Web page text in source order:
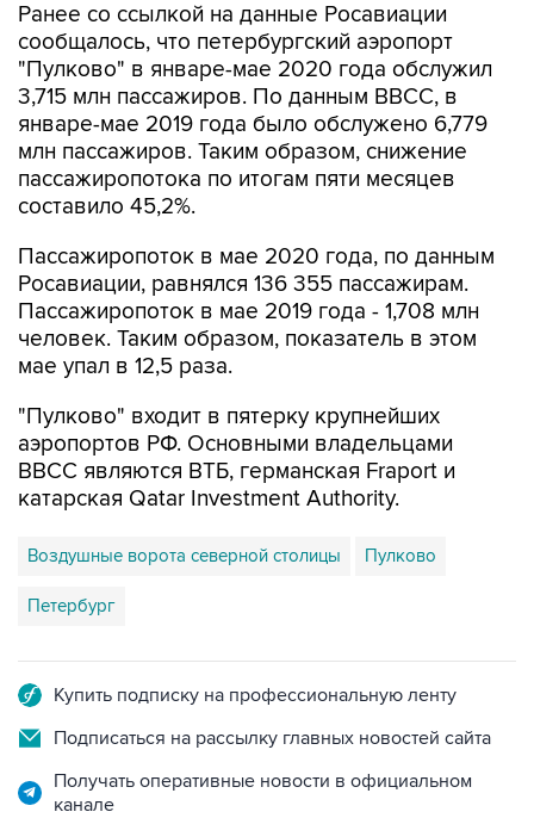
Ранее со ссылкой на данные Росавиации
сообщалось, что петербургский аэропорт
"Пулково" в январе-мае 2020 года обслужил
3,715 млн пассажиров. По данным ВВСС, в
январе-мае 2019 года было обслужено 6,779
млн пассажиров. Таким образом, снижение
пассажиропотока по итогам пяти месяцев
составило 45,2%.
Пассажиропоток в мае 2020 года, по данным
Росавиации, равнялся 136 355 пассажирам.
Пассажиропоток в мае 2019 года - 1,708 млн
человек. Таким образом, показатель в этом
мае упал в 12,5 раза.
"Пулково" входит в пятерку крупнейших
аэропортов РФ. Основными владельцами
ВВСС являются ВТБ, германская Fraport и
катарская Qatar Investment Authority.
Воздушные ворота северной столицы Пулково
Петербург
Купить подписку на профессиональную ленту
Подписаться на рассылку главных новостей сайта
Получать оперативные новости в официальном
канале